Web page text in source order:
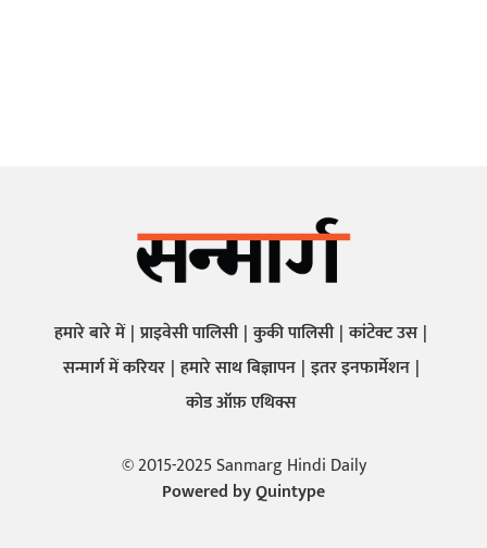
हमारे बारे में प्राइवेसी पालिसी कुकी पालिसी कांटेक्ट उस
सन्मार्ग में करियर हमारे साथ बिज्ञापन इतर इनफार्मेशन
कोड ऑफ़ एथिक्स
© 2015-2025 Sanmarg Hindi Daily
Powered byQuintype